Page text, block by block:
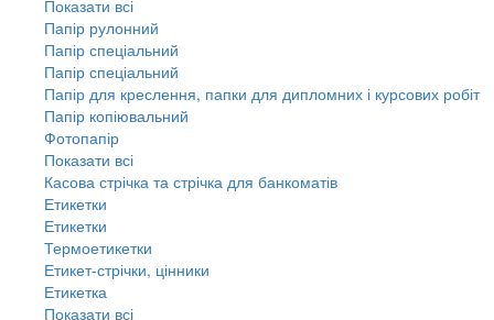
Показати всі
Папір рулонний
Папір спеціальний
Папір спеціальний
Папір для креслення, папки для дипломних і курсових робіт
Папір копіювальний
Фотопапір
Показати всі
Касова стрічка та стрічка для банкоматів
Етикетки
Етикетки
Термоетикетки
Етикет-стрічки, цінники
Етикетка
Показати всі